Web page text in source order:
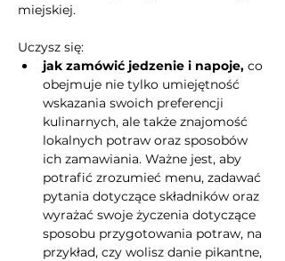
miejskiej.
Uczysz się:
jak zamówić jedzenie i napoje, co
obejmuje nie tylko umiejętność
wskazania swoich preferencji
kulinarnych, ale także znajomość
lokalnych potraw oraz sposobów
ich zamawiania. Ważne jest, aby
potrafić zrozumieć menu, zadawać
pytania dotyczące składników oraz
wyrażać swoje życzenia dotyczące
sposobu przygotowania potraw, na
przykład, czy wolisz danie pikantne,